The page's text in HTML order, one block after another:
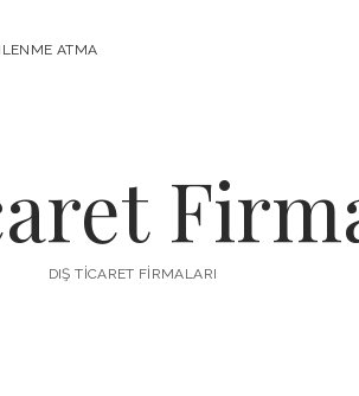
ATMA
DIŞ TICARET FIRMALARI